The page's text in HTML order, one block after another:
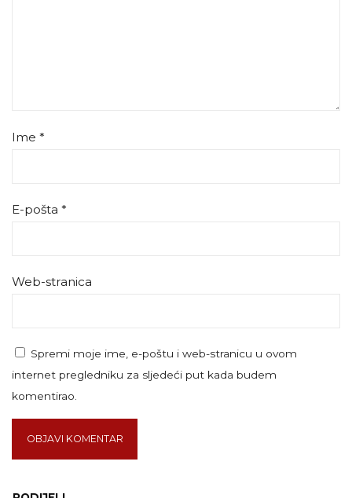
Ime*
E-pošta*
Web-stranica
Spremi moje ime, e-poštu i web-stranicu u ovom
internet pregledniku za sljedeći put kada budem
komentirao.